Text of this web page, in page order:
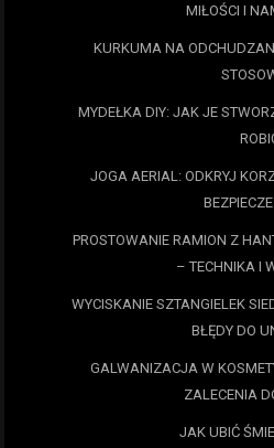
MIŁOŚCI I
KURKUMA NA
MYDEŁKA DIY: JAK JE
JOGA AERIAL: ODKRYJ
PROSTOWANIE RAMION Z
– TECHNIKA I
WYCISKANIE SZTANGIELEK
BŁĘDY DO
GALWANIZACJA W
ZALECENIA
JAK UBIĆ